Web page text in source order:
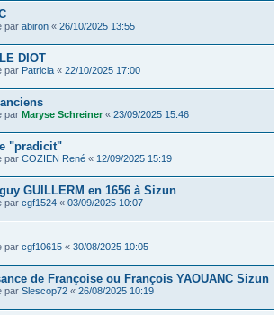
par abiron « 26/10/2025 13:55
DIOT
par Patricia « 22/10/2025 17:00
par Maryse Schreiner « 23/09/2025 15:46
"pradicit"
par COZIEN René « 12/09/2025 15:19
GUILLERM en 1656 à Sizun
par cgf1524 « 03/09/2025 10:07
par cgf10615 « 30/08/2025 10:05
de Françoise ou François YAOUANC Sizun
par Slescop72 « 26/08/2025 10:19